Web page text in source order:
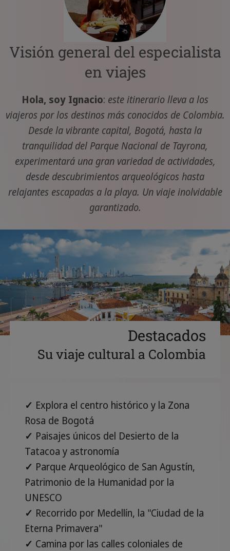
Visión general del especialista
en viajes
Hola, soy Ignacio: este itinerario lleva a los
viajeros por los destinos más conocidos de Colombia.
Desde la vibrante capital, Bogotá, hasta la
tranquilidad del Parque Nacional de Tayrona,
experimentará una gran variedad de actividades,
desde descubrimientos arqueológicos hasta
relajantes escapadas a la playa. Un viaje inolvidable
garantizado.
Destacados
Su viaje cultural a Colombia
✓ Explora el centro histórico y la Zona
Rosa de Bogotá
✓ Paisajes únicos del Desierto de la
Tatacoa y astronomía
✓ Parque Arqueológico de San Agustín,
Patrimonio de la Humanidad por la
UNESCO
✓ Recorrido por Medellín, la "Ciudad de la
Eterna Primavera"
✓ Camina por las calles coloniales de